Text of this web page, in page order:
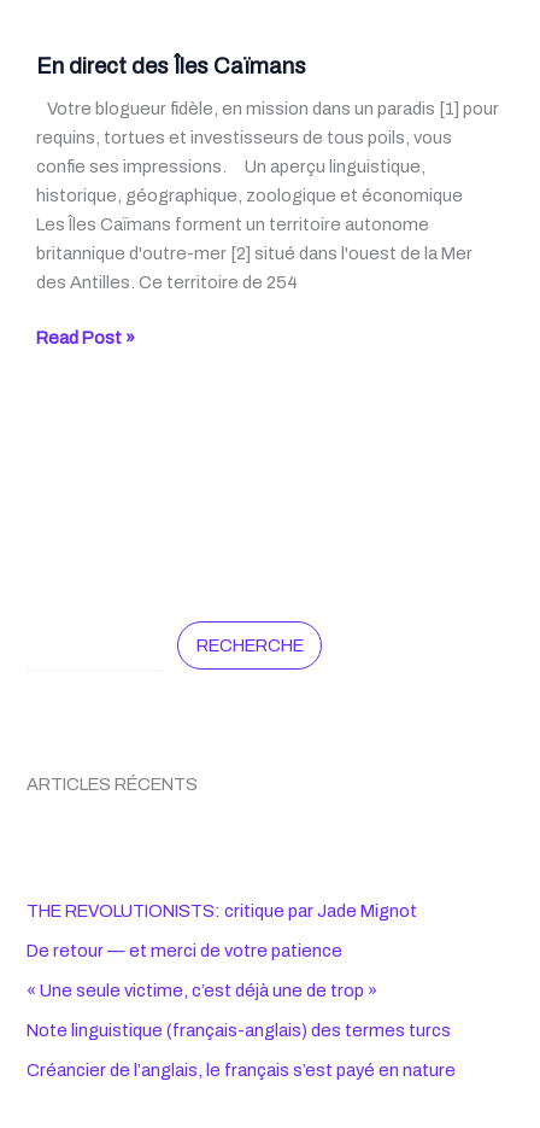
question
fond
!
En direct des Îles Caïmans
Votre blogueur fidèle, en mission dans un paradis [1] pour
requins, tortues et investisseurs de tous poils, vous
confie ses impressions. Un aperçu linguistique,
historique, géographique, zoologique et économique
Les Îles Caïmans forment un territoire autonome
britannique d'outre-mer [2] situé dans l'ouest de la Mer
des Antilles. Ce territoire de 254
En
Read Post »
RECHERCHE
ARTICLES RÉCENTS
THE REVOLUTIONISTS: critique par Jade Mignot
De retour — et merci de votre patience
« Une seule victime, c’est déjà une de trop »
Note linguistique (français-anglais) des termes turcs
Créancier de l’anglais, le français s’est payé en nature